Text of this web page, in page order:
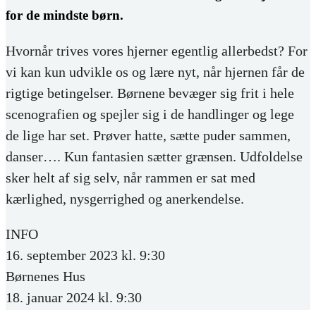
for de mindste børn.
Hvornår trives vores hjerner egentlig allerbedst? For
vi kan kun udvikle os og lære nyt, når hjernen får de
rigtige betingelser. Børnene bevæger sig frit i hele
scenografien og spejler sig i de handlinger og lege
de lige har set. Prøver hatte, sætte puder sammen,
danser…. Kun fantasien sætter grænsen. Udfoldelse
sker helt af sig selv, når rammen er sat med
kærlighed, nysgerrighed og anerkendelse.
INFO
16. september 2023 kl. 9:30
Børnenes Hus
18. januar 2024 kl. 9:30